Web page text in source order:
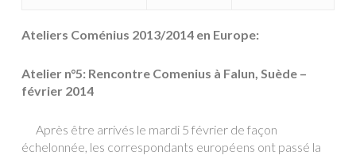
Ateliers Coménius 2013/2014 en Europe:
Atelier n°5: Rencontre Comenius à Falun, Suède –
février 2014
Après être arrivés le mardi 5 février de façon
échelonnée, les correspondants européens ont passé la